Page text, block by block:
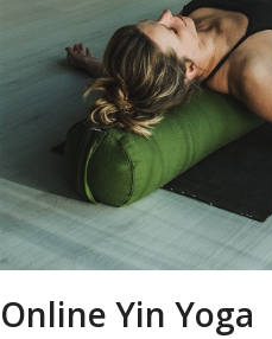
Online Yin Yoga